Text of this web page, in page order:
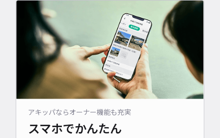
アキッパならオーナー機能も充実
スマホでかんたん